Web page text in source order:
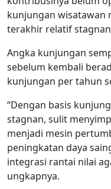
kunjungan wisatawan
terakhir relatif
Angka kunjungan
sebelum kembali
kunjungan per tahun
“Dengan basis
stagnan, sulit
menjadi mesin
peningkatan daya
integrasi rantai nilai
ungkapnya.